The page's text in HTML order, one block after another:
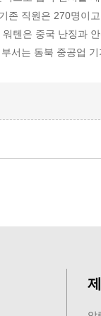
존 직원은 270명이
텐은 중국 난징과
서는 동북 중공업